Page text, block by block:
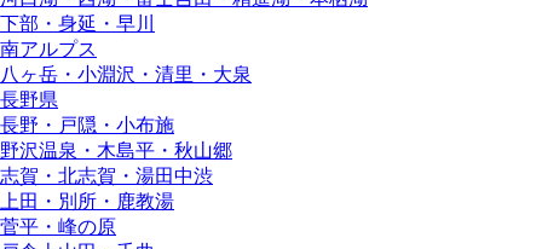
下部・身延・早川
南アルプス
八ヶ岳・小淵沢・清里・大泉
長野県
長野・戸隠・小布施
野沢温泉・木島平・秋山郷
志賀・北志賀・湯田中渋
上田・別所・鹿教湯
菅平・峰の原